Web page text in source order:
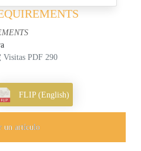
Visitas PDF 290
FLIP (English)
un artículo